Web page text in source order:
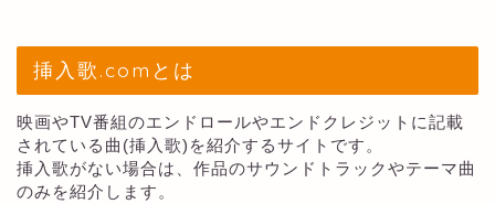
挿入歌.comとは
映画やTV番組のエンドロールやエンドクレジットに記載
されている曲(挿入歌)を紹介するサイトです。
挿入歌がない場合は、作品のサウンドトラックやテーマ曲
のみを紹介します。